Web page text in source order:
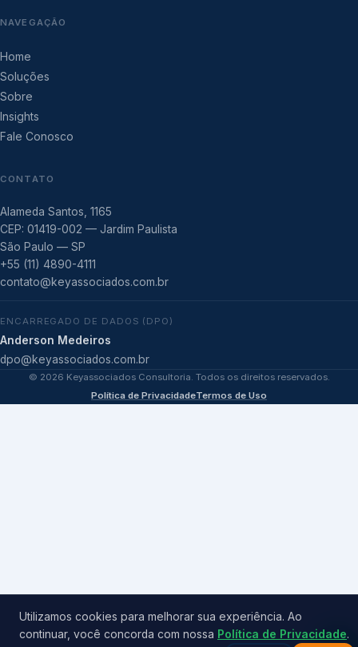
NAVEGAÇÃO
Home
Soluções
Sobre
Insights
Fale Conosco
CONTATO
Alameda Santos, 1165
CEP: 01419-002 — Jardim Paulista
São Paulo — SP
+55 (11) 4890-4111
contato@keyassociados.com.br
ENCARREGADO DE DADOS (DPO)
Anderson Medeiros
dpo@keyassociados.com.br
© 2026 Keyassociados Consultoria. Todos os direitos reservados.
Política de PrivacidadeTermos de Uso
Utilizamos cookies para melhorar sua experiência. Ao
continuar, você concorda com nossa Política de Privacidade.